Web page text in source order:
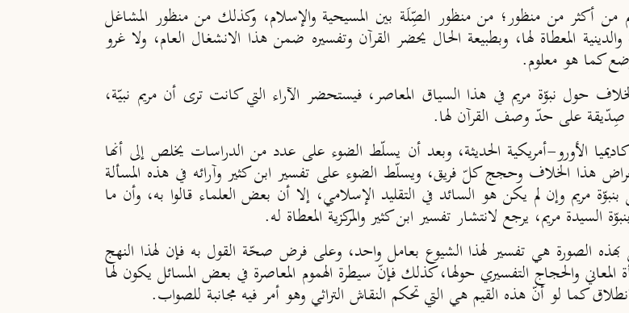
من أكثر من منظور؛ من منظور الصِّلَة بين المسيحية والإسلام، وكذلك من منظور المشاغل
والدينية المعطاة لها، وبطبيعة الحال يحضر القرآن وتفسيره ضمن هذا الانشغال العام، ولا غرو
كما هو معلوم.
حول نبوّة مريم في هذا السياق المعاصر، فيستحضر الآراء التي كانت ترى أن مريم نبيّة،
صِدّيقة على حدّ وصف القرآن لها.
الأورو-أمريكية الحديثة، وبعد أن يسلّط الضوء على عدد من الدراسات يخلص إلى أنها
هذا الخلاف وحجج كلّ فريق، ويسلّط الضوء على تفسير ابن كثير وآرائه في هذه المسألة
بنبوّة مريم وإن لم يكن هو السائد في التقليد الإسلامي، إلا أن بعض العلماء قالوا به، وأن ما
السيدة مريم، يرجع لانتشار تفسير ابن كثير والمركزية المعطاة له.
الصورة هي تفسير لهذا الشيوع بعامل واحد، وعلى فرض صحّة القول به فإن لهذا النهج
المعاني والحجاج التفسيري حولها، كذلك فإنّ سيطرة الهموم المعاصرة في بعض المسائل يكون لها
كما لو أنّ هذه القيم هي التي تحكم النقاش التراثي وهو أمر فيه مجانبة للصواب.